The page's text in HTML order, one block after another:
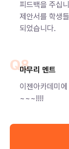
피드백을 주십
제안서를 학생
되었습니다.
Q8마무리 멘트
이젠아카데미
~~~!!!!